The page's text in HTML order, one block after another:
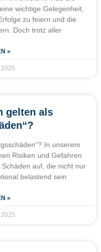
wichtige Gelegenheit,
zu feiern und die
Doch trotz aller
»
gelten als
In unserem
Risiken und Gefahren
auf, die nicht nur
belastend sein
»